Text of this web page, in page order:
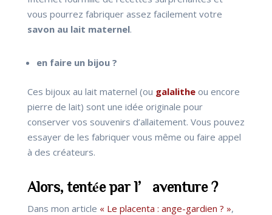
vous pourrez fabriquer assez facilement votre
savon au lait maternel.
en faire un bijou ?
Ces bijoux au lait maternel (ou galalitheou encore
pierre de lait) sont une idée originale pour
conserver vos souvenirs d’allaitement. Vous pouvez
essayer de les fabriquer vous même ou faire appel
à des créateurs.
Alors, tentée par l’aventure ?
Dans mon article « Le placenta : ange-gardien ? »,